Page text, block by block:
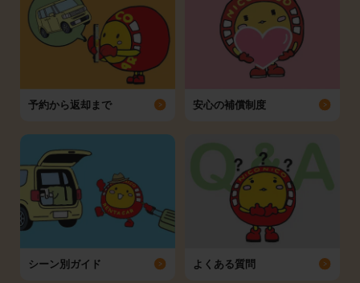
予約から返却まで 安心の補償制度
シーン別ガイド よくある質問